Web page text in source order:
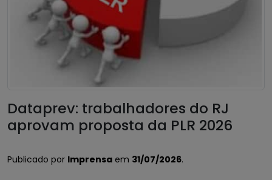
Dataprev: trabalhadores do RJ
aprovam proposta da PLR 2026
Publicado por Imprensa em 31/07/2026.